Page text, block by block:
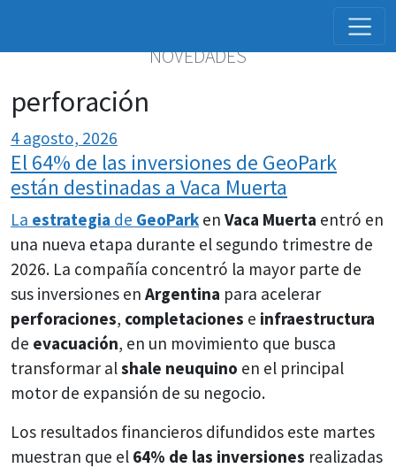
NOVEDADES
perforación
4 agosto, 2026
El 64% de las inversiones de GeoPark
están destinadas a Vaca Muerta
La estrategia de GeoPark en Vaca Muerta entró en
una nueva etapa durante el segundo trimestre de
2026. La compañía concentró la mayor parte de
sus inversiones en Argentina para acelerar
perforaciones, completaciones e infraestructura
de evacuación, en un movimiento que busca
transformar alshale neuquino en el principal
motor de expansión de su negocio.
Los resultados financieros difundidos este martes
muestran que el 64% de las inversiones realizadas